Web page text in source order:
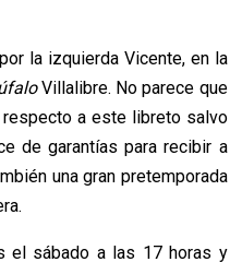
la izquierda Vicente, en la
Villalibre. No parece que
respecto a este libreto salvo
de garantías para recibir a
una gran pretemporada
el sábado a las 17 horas y